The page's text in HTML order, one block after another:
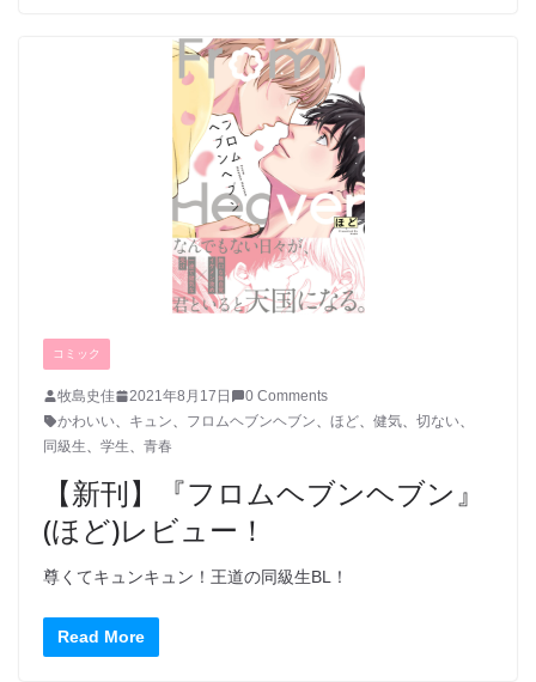
コミック
牧島史佳 2021年8月17日
0 Comments
かわいい
キュン フロムヘブンヘブン ほど 健気 切ない
同級生
学生 青春
【新刊】『フロムヘブンヘブン』
(ほど)レビュー！
尊くてキュンキュン！王道の同級生BL！
Read More